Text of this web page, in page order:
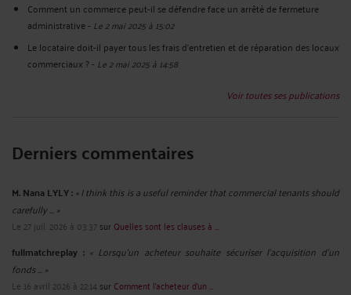
Comment un commerce peut-il se défendre face un arrêté de fermeture
administrative- Le 2 mai 2025 à 15:02
Le locataire doit-il payer tous les frais d’entretien et de réparation des locaux
commerciaux ?- Le 2 mai 2025 à 14:58
Voir toutes ses publications
Derniers commentaires
M. Nana LYLY :« I think this is a useful reminder that commercial tenants should
carefully ... »
Le 27 juil. 2026 à 03:37sur Quelles sont les clauses à ...
fullmatchreplay : « Lorsqu’un acheteur souhaite sécuriser l’acquisition d’un
fonds ... »
Le 16 avril 2026 à 22:14 sur Comment l’acheteur d’un ...